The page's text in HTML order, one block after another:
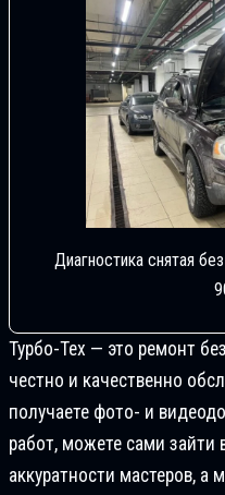
Диагностика снятая
Турбо-Тех — это ремонт
честно и качественно
получаете фото- и
работ, можете сами зайти
аккуратности мастеров,